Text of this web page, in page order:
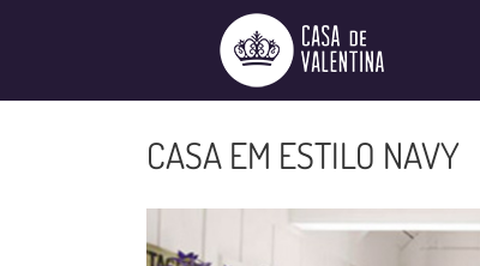
CASA EM ESTILO NAVY